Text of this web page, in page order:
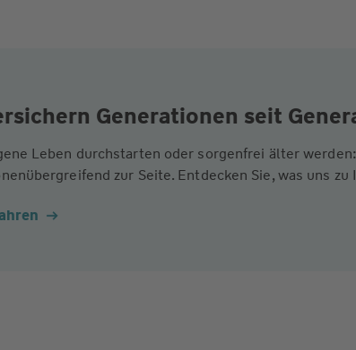
Generationen seit
Leben durchstarten oder sorgenfrei älter
zur Seite. Entdecken Sie, was uns